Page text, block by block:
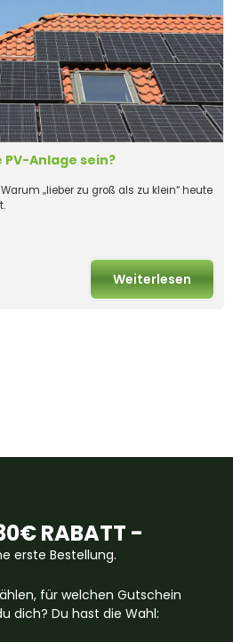
Anlage sein?
„lieber zu groß als zu klein“ heute
Weiterlesen
RABATT -
erste Bestellung.
für welchen Gutschein
dich? Du hast die Wahl: